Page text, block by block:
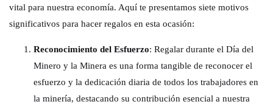
vital para nuestra economía. Aquí te presentamos siete motivos
significativos para hacer regalos en esta ocasión:
Reconocimiento del Esfuerzo: Regalar durante el Día del
Minero y la Minera es una forma tangible de reconocer el
esfuerzo y la dedicación diaria de todos los trabajadores en
la minería, destacando su contribución esencial a nuestra